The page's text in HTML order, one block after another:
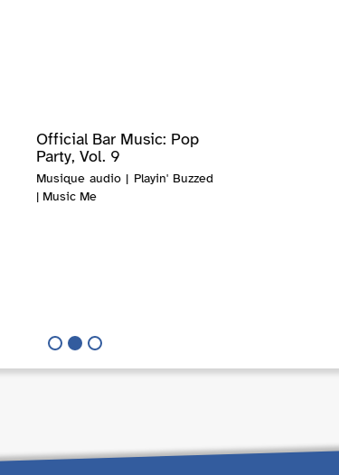
Official Bar Music: Pop
Party, Vol. 9
Musique audio | Playin' Buzzed
| Music Me